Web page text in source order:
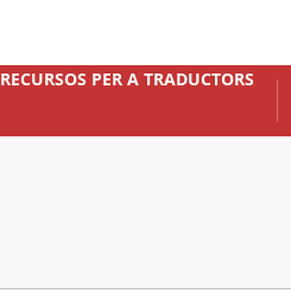
RECURSOS PER A TRADUCTORS